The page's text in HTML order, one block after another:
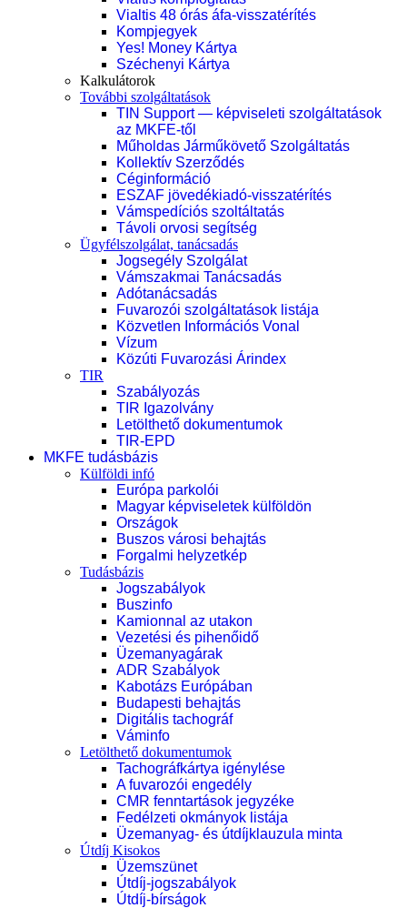
Vialtis 48 órás áfa-visszatérítés
Kompjegyek
Yes! Money Kártya
Széchenyi Kártya
Kalkulátorok
További szolgáltatások
TIN Support — képviseleti szolgáltatások
az MKFE-től
Műholdas Járműkövető Szolgáltatás
Kollektív Szerződés
Céginformáció
ESZAF jövedékiadó-visszatérítés
Vámspedíciós szoltáltatás
Távoli orvosi segítség
Ügyfélszolgálat, tanácsadás
Jogsegély Szolgálat
Vámszakmai Tanácsadás
Adótanácsadás
Fuvarozói szolgáltatások listája
Közvetlen Információs Vonal
Vízum
Közúti Fuvarozási Árindex
TIR
Szabályozás
TIR Igazolvány
Letölthető dokumentumok
TIR-EPD
MKFE tudásbázis
Külföldi infó
Európa parkolói
Magyar képviseletek külföldön
Országok
Buszos városi behajtás
Forgalmi helyzetkép
Tudásbázis
Jogszabályok
Buszinfo
Kamionnal az utakon
Vezetési és pihenőidő
Üzemanyagárak
ADR Szabályok
Kabotázs Európában
Budapesti behajtás
Digitális tachográf
Váminfo
Letölthető dokumentumok
Tachográfkártya igénylése
A fuvarozói engedély
CMR fenntartások jegyzéke
Fedélzeti okmányok listája
Üzemanyag- és útdíjklauzula minta
Útdíj Kisokos
Üzemszünet
Útdíj-jogszabályok
Útdíj-bírságok